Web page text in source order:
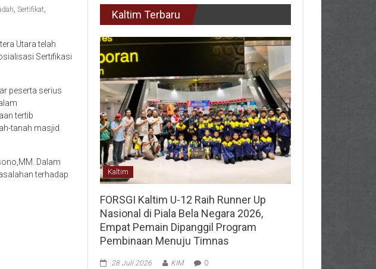
Sertifikat
Utara telah
Sertifikasi
peserta serius
tertib
tanah masjid
Dalam
terhadap
Kaltim Terbaru
Kaltim
FORSGI Kaltim U-12 Raih Runner Up
Nasional di Piala Bela Negara 2026,
Empat Pemain Dipanggil Program
Pembinaan Menuju Timnas
28 Juli 2026 KIM 0